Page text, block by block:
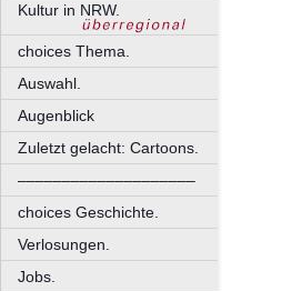
Kultur in NRW.
choices Thema.
Auswahl.
Augenblick
Zuletzt gelacht: Cartoons.
––––––––––––––––––––
choices Geschichte.
Verlosungen.
Jobs.